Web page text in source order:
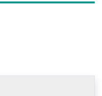
no WhatsApp
no LinkedIn